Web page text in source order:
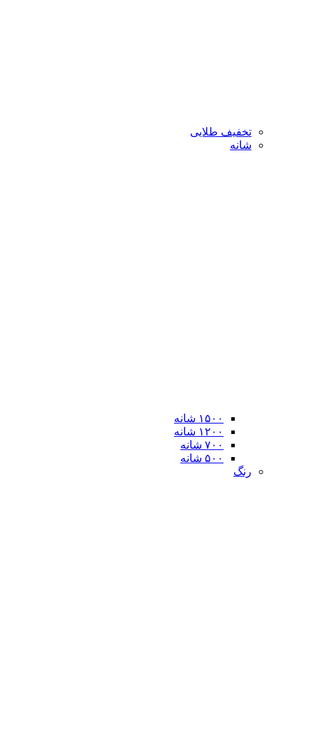
تخفیف طلایی
شانه
۱۵۰۰ شانه
۱۲۰۰ شانه
۷۰۰ شانه
۵۰۰ شانه
رنگ